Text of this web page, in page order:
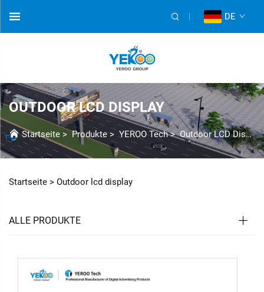
DE
OUTDOOR LCD DISPLAY
Startseite >Produkte>YEROO Tech>Outdoor LCD Display
Startseite > Outdoor lcd display
ALLE PRODUKTE